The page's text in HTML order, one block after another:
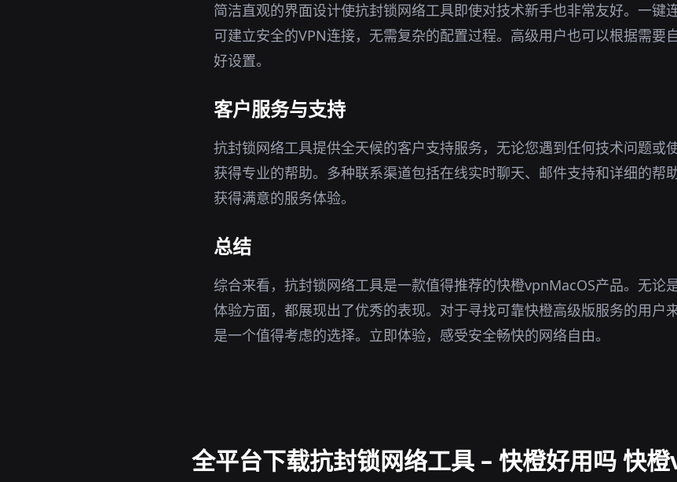
简洁直观的界面设计使抗封锁网络工具即使对技术新手也非常友好。一键
可建立安全的VPN连接，无需复杂的配置过程。高级用户也可以根据需要
好设置。
客户服务与支持
抗封锁网络工具提供全天候的客户支持服务，无论您遇到任何技术问题或
获得专业的帮助。多种联系渠道包括在线实时聊天、邮件支持和详细的帮
获得满意的服务体验。
总结
综合来看，抗封锁网络工具是一款值得推荐的快橙vpnMacOS产品。无论
体验方面，都展现出了优秀的表现。对于寻找可靠快橙高级版服务的用户
是一个值得考虑的选择。立即体验，感受安全畅快的网络自由。
全平台下载抗封锁网络工具 – 快橙好用吗 快